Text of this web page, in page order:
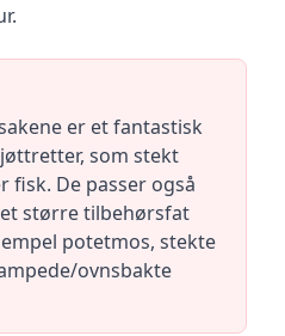
er et fantastisk
som stekt
fisk. De passer også
større tilbehørsfat
potetmos, stekte
ovnsbakte